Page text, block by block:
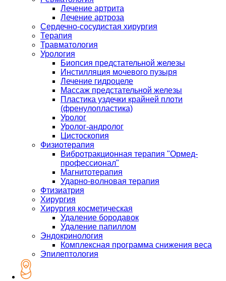
Лечение артрита
Лечение артроза
Сердечно-сосудистая хирургия
Терапия
Травматология
Урология
Биопсия предстательной железы
Инстилляция мочевого пузыря
Лечение гидроцеле
Массаж предстательной железы
Пластика уздечки крайней плоти
(френулопластика)
Уролог
Уролог-андролог
Цистоскопия
Физиотерапия
Вибротракционная терапия "Ормед-
профессионал"
Магнитотерапия
Ударно-волновая терапия
Фтизиатрия
Хирургия
Хирургия косметическая
Удаление бородавок
Удаление папиллом
Эндокринология
Комплексная программа снижения веса
Эпилептология